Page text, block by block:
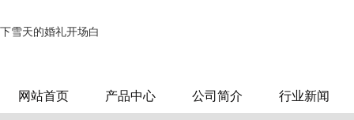
下雪天的婚礼开场白
网站首页 产品中心 公司简介 行业新闻